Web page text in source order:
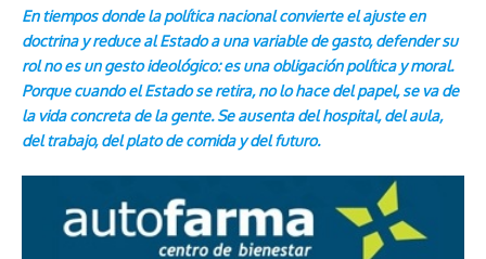
En tiempos donde la política nacional convierte el ajuste en
doctrina y reduce al Estado a una variable de gasto, defender su
rol no es un gesto ideológico: es una obligación política y moral.
Porque cuando el Estado se retira, no lo hace del papel, se va de
la vida concreta de la gente. Se ausenta del hospital, del aula,
del trabajo, del plato de comida y del futuro.